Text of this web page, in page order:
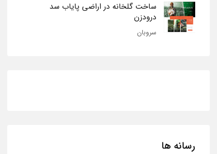
ساخت گلخانه در اراضی پایاب سد
درودزن
سروبان
رسانه ها